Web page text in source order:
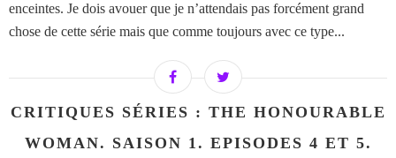
enceintes. Je dois avouer que je n’attendais pas forcément grand
chose de cette série mais que comme toujours avec ce type...
CRITIQUES SÉRIES : THE HONOURABLE
WOMAN. SAISON 1. EPISODES 4 ET 5.